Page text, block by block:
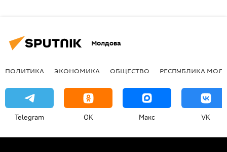
Молдова
ПОЛИТИКА ЭКОНОМИКА ОБЩЕСТВО РЕСПУБЛИКА
Telegram OK Макс VK